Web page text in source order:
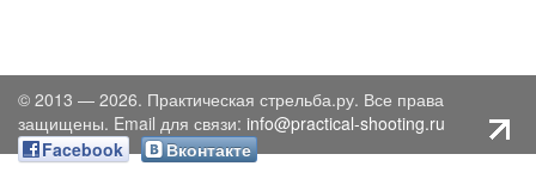
© 2013 — 2026. Практическая стрельба.ру. Все права
защищены. Email для связи: info@practical-shooting.ru
Facebook
Вконтакте